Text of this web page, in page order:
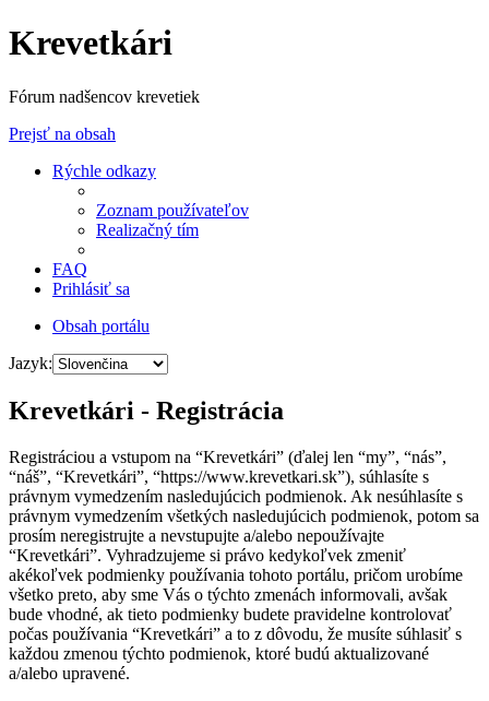
Krevetkári
Fórum nadšencov krevetiek
Prejsť na obsah
Rýchle odkazy
Zoznam používateľov
Realizačný tím
FAQ
Prihlásiť sa
Obsah portálu
Jazyk:
Krevetkári - Registrácia
Registráciou a vstupom na “Krevetkári” (ďalej len “my”, “nás”,
“náš”, “Krevetkári”, “https://www.krevetkari.sk”), súhlasíte s
právnym vymedzením nasledujúcich podmienok. Ak nesúhlasíte s
právnym vymedzením všetkých nasledujúcich podmienok, potom sa
prosím neregistrujte a nevstupujte a/alebo nepoužívajte
“Krevetkári”. Vyhradzujeme si právo kedykoľvek zmeniť
akékoľvek podmienky používania tohoto portálu, pričom urobíme
všetko preto, aby sme Vás o týchto zmenách informovali, avšak
bude vhodné, ak tieto podmienky budete pravidelne kontrolovať
počas používania “Krevetkári” a to z dôvodu, že musíte súhlasiť s
každou zmenou týchto podmienok, ktoré budú aktualizované
a/alebo upravené.